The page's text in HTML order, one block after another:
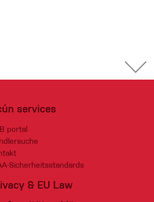
services
portal
Sicherheitsstandards
& EU Law